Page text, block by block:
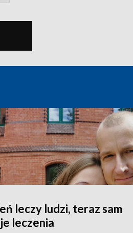
leczy ludzi, teraz sam
leczenia